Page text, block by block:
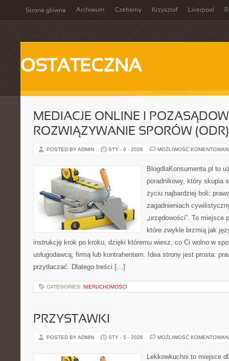
Strona główna Archiwum Czekamy Krzysztof Liverpool
OSTATECZNA
MEDIACJE ONLINE I
ROZWIĄZYWANIE SPORÓW (ODR)
POSTED BY ADMIN STY - 6 - 2026 MOŻLIWOŚĆ
BlogdlaKonsumenta.pl to
poradnikowy, który skupia
życiu najbardziej boli:
zagadnieniach
„urzędowości”. To miejsce
które zwykle brzmią jak
instrukcję krok po kroku, dzięki któremu wiesz, co Ci wolno w
usługodawcą, firmą lub kontrahentem. Idea strony jest prosta:
przytłaczać. Dlatego treści […]
CATEGORIES: NIERUCHOMOŚCI
PRZYSTAWKI
POSTED BY ADMIN STY - 5 - 2026 MOŻLIWOŚĆ
Lekkowkuchni to miejsce